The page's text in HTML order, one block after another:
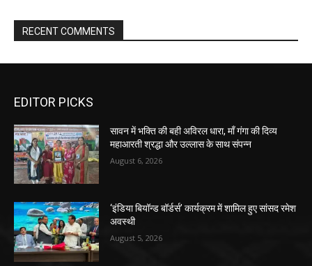
RECENT COMMENTS
EDITOR PICKS
सावन में भक्ति की बही अविरल धारा, माँ गंगा की दिव्य
महाआरती श्रद्धा और उल्लास के साथ संपन्न
August 6, 2026
‘इंडिया बियॉन्ड बॉर्डर्स’ कार्यक्रम में शामिल हुए सांसद रमेश
अवस्थी
August 5, 2026